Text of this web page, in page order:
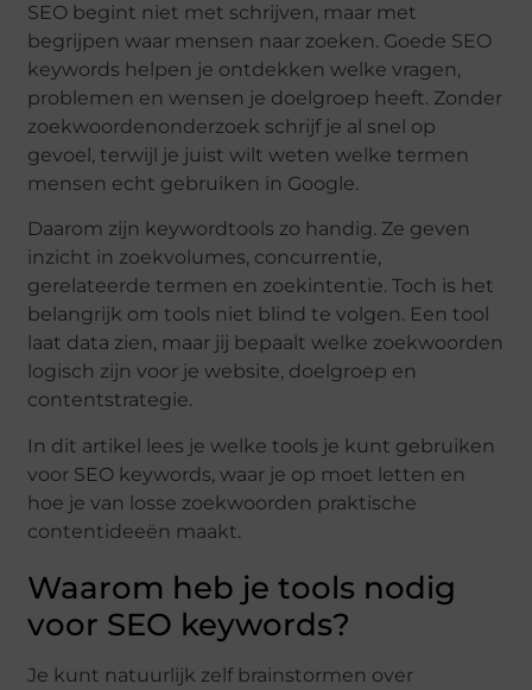
SEO begint niet met schrijven, maar met
begrijpen waar mensen naar zoeken. Goede SEO
keywords helpen je ontdekken welke vragen,
problemen en wensen je doelgroep heeft. Zonder
zoekwoordenonderzoek schrijf je al snel op
gevoel, terwijl je juist wilt weten welke termen
mensen echt gebruiken in Google.
Daarom zijn keywordtools zo handig. Ze geven
inzicht in zoekvolumes, concurrentie,
gerelateerde termen en zoekintentie. Toch is het
belangrijk om tools niet blind te volgen. Een tool
laat data zien, maar jij bepaalt welke zoekwoorden
logisch zijn voor je website, doelgroep en
contentstrategie.
In dit artikel lees je welke tools je kunt gebruiken
voor SEO keywords, waar je op moet letten en
hoe je van losse zoekwoorden praktische
contentideeën maakt.
Waarom heb je tools nodig
voor SEO keywords?
Je kunt natuurlijk zelf brainstormen over